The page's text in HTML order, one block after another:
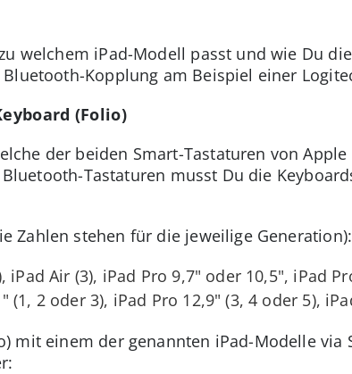
welchem iPad-Modell passt und wie Du
Kopplung am Beispiel einer
(Folio)
der beiden Smart-Tastaturen von
Tastaturen musst Du die
Zahlen stehen für die jeweilige Generation):
Air (3), iPad Pro 9,7" oder 10,5", iPad
2 oder 3), iPad Pro 12,9" (3, 4 oder 5),
mit einem der genannten iPad-Modelle via